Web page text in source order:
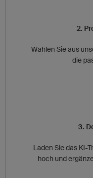
2.
Wählen Sie aus
die
3.
Laden Sie das KI-
hoch und